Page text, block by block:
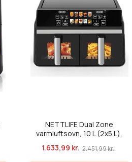
NETTLIFE Dual Zone
varmluftsovn, 10 L (2x5 L),
1.633,99 kr. 2.451,99 kr.